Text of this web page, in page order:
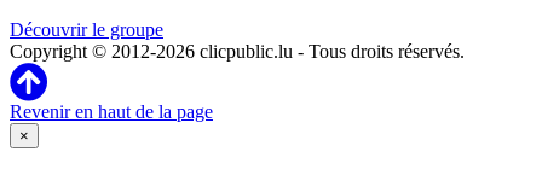
Découvrir le groupe
Copyright © 2012-2026 clicpublic.lu - Tous droits réservés.
Revenir en haut de la page
×